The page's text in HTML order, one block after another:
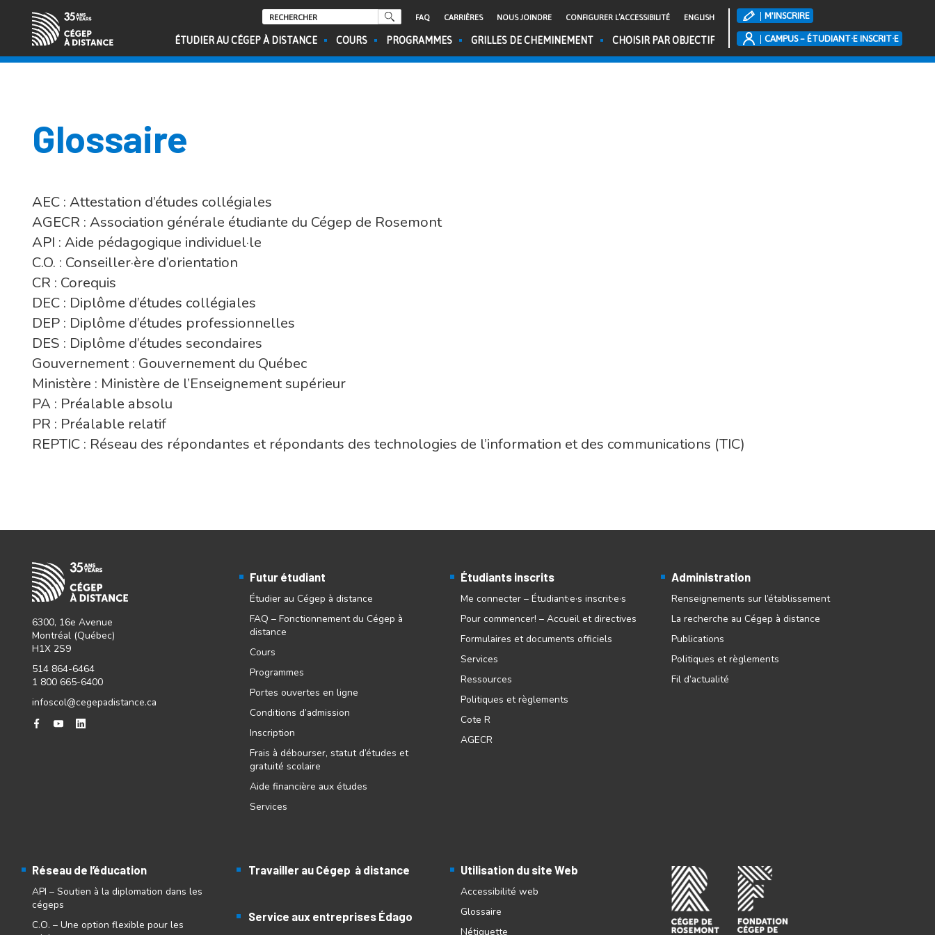
M'INSCRIRE
CAMPUS – ÉTUDIANT·E INSCRIT·E
FAQ CARRIÈRES NOUS JOINDRE CONFIGURER L’ACCESSIBILITÉ ENGLISH
ÉTUDIER AU CÉGEP À DISTANCE COURS PROGRAMMES GRILLES DE CHEMINEMENT CHOISIR PAR OBJECTIF
Glossaire
AEC : Attestation d’études collégiales
AGECR : Association générale étudiante du Cégep de Rosemont
API : Aide pédagogique individuel·le
C.O. : Conseiller·ère d’orientation
CR : Corequis
DEC : Diplôme d’études collégiales
DEP : Diplôme d’études professionnelles
DES : Diplôme d’études secondaires
Gouvernement : Gouvernement du Québec
Ministère : Ministère de l’Enseignement supérieur
PA : Préalable absolu
PR : Préalable relatif
REPTIC : Réseau des répondantes et répondants des technologies de l’information et des communications (TIC)
6300, 16e Avenue
Montréal (Québec)
H1X 2S9
514 864-6464
1 800 665-6400
infoscol@cegepadistance.ca
Futur étudiant
Étudier au Cégep à distance
FAQ – Fonctionnement du Cégep à
distance
Cours
Programmes
Portes ouvertes en ligne
Conditions d’admission
Inscription
Frais à débourser, statut d’études et
gratuité scolaire
Aide financière aux études
Services
Étudiants inscrits
Me connecter – Étudiant·e·s inscrit·e·s
Pour commencer! – Accueil et directives
Formulaires et documents officiels
Services
Ressources
Politiques et règlements
Cote R
AGECR
Administration
Renseignements sur l’établissement
La recherche au Cégep à distance
Publications
Politiques et règlements
Fil d’actualité
Réseau de l’éducation
API – Soutien à la diplomation dans les
cégeps
C.O. – Une option flexible pour les
Travailler au Cégep à distance
Service aux entreprises Édago
Utilisation du site Web
Accessibilité web
Glossaire
Nétiquette